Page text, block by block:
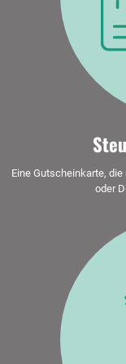
Eine Gutscheinkarte,
oder